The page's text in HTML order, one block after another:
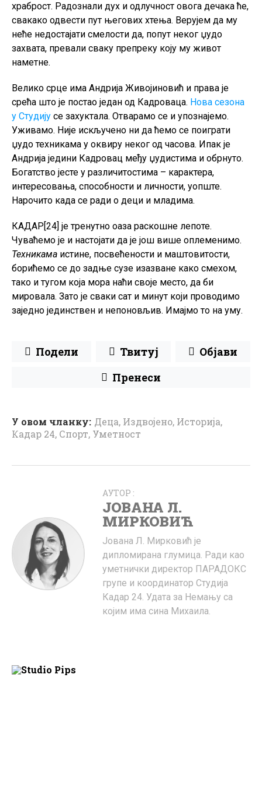
храброст. Радознали дух и одлучност овога дечака ће,
свакако одвести пут његових хтења. Верујем да му
неће недостајати смелости да, попут неког џудо
захвата, превали сваку препреку коју му живот
наметне.
Велико срце има Андрија Живојиновић и права је
срећа што је постао један од Кадроваца. Нова сезона
у Студију се захуктала. Отварамо се и упознајемо.
Уживамо. Није искључено ни да ћемо се поиграти
џудо техникама у оквиру неког од часова. Ипак је
Андрија једини Кадровац међу џудистима и обрнуто.
Богатство јесте у различитостима – карактера,
интересовања, способности и личности, уопште.
Нарочито када се ради о деци и младима.
КАДАР[24] је тренутно оаза раскошне лепоте.
Чуваћемо је и настојати да је још више оплеменимо.
Техникама истине, посвећености и маштовитости,
борићемо се до задње сузе изазване како смехом,
тако и тугом која мора наћи своје место, да би
мировала. Зато је сваки сат и минут који проводимо
заједно јединствен и непоновљив. Имајмо то на уму.
Подели Твитуј
Објави
Пренеси
У овом чланку: Деца, Издвојено, Историја,
Кадар 24, Спорт, Уметност
АУТОР :
ЈОВАНА Л.
МИРКОВИЋ
Јована Л. Мирковић је
дипломирана глумица. Ради као
уметнички директор ПАРАДОКС
групе и координатор Студија
Кадар 24. Удата за Немању са
којим има сина Михаила.